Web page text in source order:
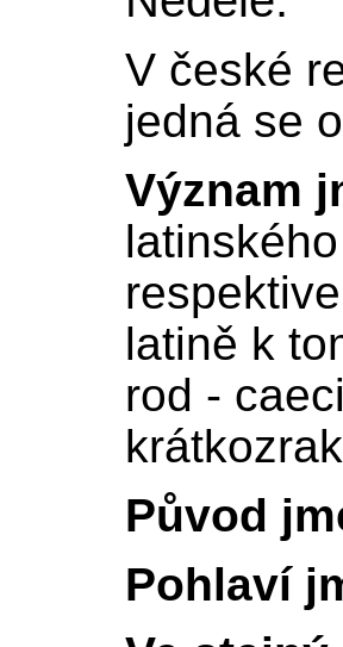
V české
jedná se
Význam
latině k
rod -
Původ
Pohlaví